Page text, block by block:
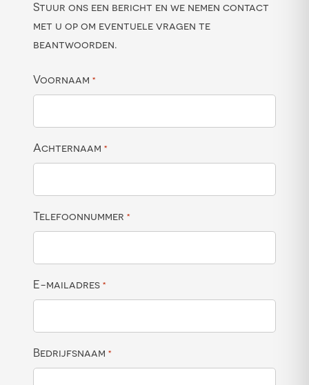
Stuur ons een bericht en we nemen contact
met u op om eventuele vragen te
beantwoorden.
Voornaam *
Achternaam *
Telefoonnummer *
E-mailadres *
Bedrijfsnaam *